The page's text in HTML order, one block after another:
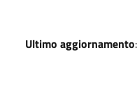
Ultimo aggiornamento